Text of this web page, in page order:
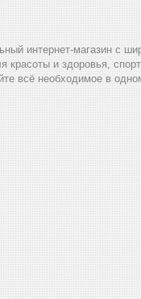
интернет-магазин с
красоты и здоровья,
всё необходимое в